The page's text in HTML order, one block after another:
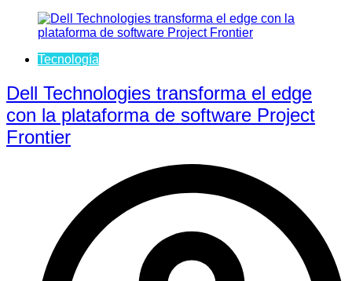
Tecnología
Dell Technologies transforma el edge
con la plataforma de software Project
Frontier